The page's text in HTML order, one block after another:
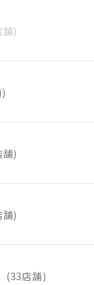
舗)
舗)
舗)
(33店舗)